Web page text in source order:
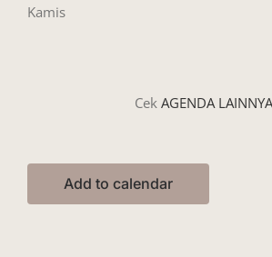
Kamis
Cek AGENDA LAINNYA
Add to calendar